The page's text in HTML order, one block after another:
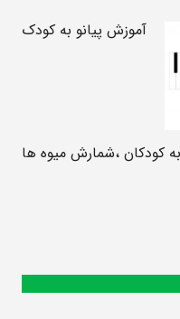
آموزش پیانو به کودک
کودکان ،شمارش میوه ها